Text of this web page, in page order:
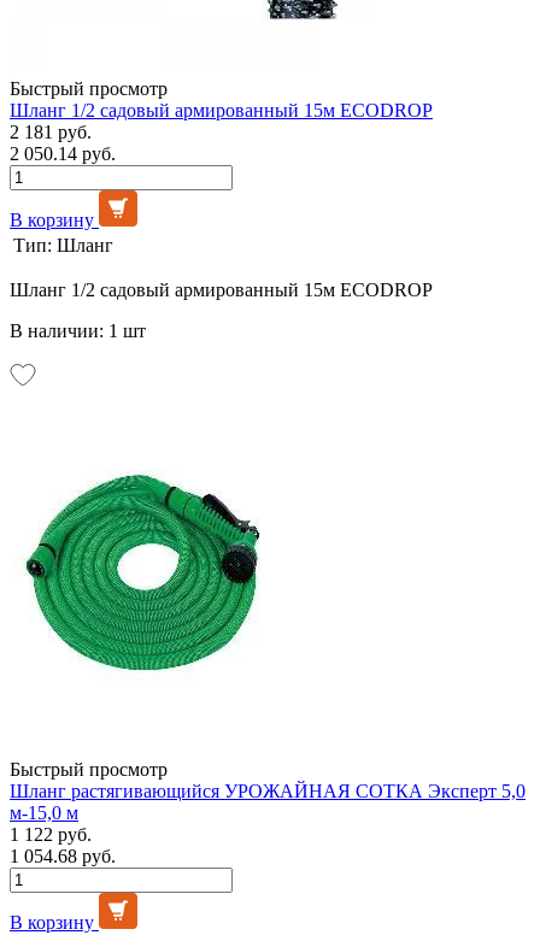
Быстрый просмотр
Шланг 1/2 садовый армированный 15м ECODROP
2 181 руб.
2 050.14 руб.
В корзину
Тип: Шланг
Шланг 1/2 садовый армированный 15м ECODROP
В наличии: 1 шт
Быстрый просмотр
Шланг растягивающийся УРОЖАЙНАЯ СОТКА Эксперт 5,0
м-15,0 м
1 122 руб.
1 054.68 руб.
В корзину